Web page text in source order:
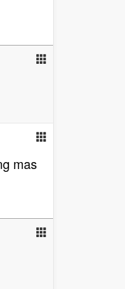
mas